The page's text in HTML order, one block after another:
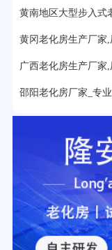
15分钟前用户提
17分钟前用户提
22分钟前用户提
25分钟前用户提
27分钟前用户提
32分钟前用户提
2分钟前用户提问：
黄南地区大型步入式
黄冈老化房生产厂家
广西老化房生产厂家
邵阳老化房厂家_专